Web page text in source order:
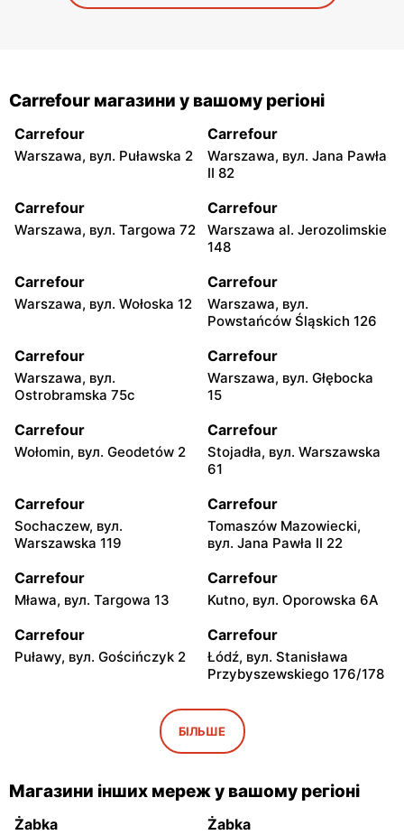
Carrefour магазини у вашому регіоні
Carrefour
Warszawa, вул. Puławska 2
Carrefour
Warszawa, вул. Jana Pawła
II 82
Carrefour
Warszawa, вул. Targowa 72
Carrefour
Warszawa al. Jerozolimskie
148
Carrefour
Warszawa, вул. Wołoska 12
Carrefour
Warszawa, вул.
Powstańców Śląskich 126
Carrefour
Warszawa, вул.
Ostrobramska 75c
Carrefour
Warszawa, вул. Głębocka
15
Carrefour
Wołomin, вул. Geodetów 2
Carrefour
Stojadła, вул. Warszawska
61
Carrefour
Sochaczew, вул.
Warszawska 119
Carrefour
Tomaszów Mazowiecki,
вул. Jana Pawła II 22
Carrefour
Mława, вул. Targowa 13
Carrefour
Kutno, вул. Oporowska 6A
Carrefour
Puławy, вул. Gościńczyk 2
Carrefour
Łódź, вул. Stanisława
Przybyszewskiego 176/178
Łódź, вул. Kolumny 6/36
Carrefour
Łódź al. Ks. Bp. Władysława
Bandurskiego 49
Carrefour Carrefour
Pabianice, вул. Popławska
4/20
БІЛЬШЕ
Магазини інших мереж у вашому регіоні
Żabka Żabka